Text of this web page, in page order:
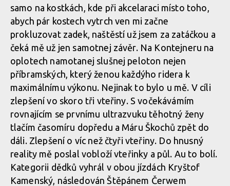
Report z Czech Downtown Series: Svatou horou nejrychleji
prolétl Leták
Report z Czech Downtown Series: Svatou horou nejrychleji
prolétl Leták
Report z Czech Downtown Series: Svatou horou nejrychleji
prolétl Leták
Report z Czech Downtown Series: Svatou horou nejrychleji
prolétl Leták
samo na kostkách, kde při akcelaraci místo toho,
abych pár kostech vytrch ven mi začne
prokluzovat zadek, naštěstí už jsem za zatáčkou a
čeká mě už jen samotnej závěr. Na Kontejneru na
oplotech namotanej slušnej peloton nejen
příbramských, který ženou každýho ridera k
maximálnímu výkonu. Nejinak to bylo u mě. V cíli
zlepšení vo skoro tři vteřiny. S vočekávámím
rovnajícím se prvnímu ultrazvuku těhotný ženy
tlačím časomíru dopředu a Máru Škochů zpět do
dáli. Zlepšení o víc než čtyři vteřiny. Do hnusný
reality mě poslal vobloží vteřinky a půl. Au to bolí.
Kategorii dědků vyhrál v obou jízdách Kryštof
Kamenský, následován Štěpánem Čerwem